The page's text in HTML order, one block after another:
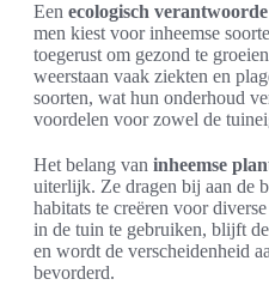
Een ecologisch
men kiest voor inheemse
toegerust om gezond te
weerstaan vaak ziekten en
soorten, wat hun onderhoud
voordelen voor zowel de
Het belang van inheemse
uiterlijk. Ze dragen bij aan de
habitats te creëren voor
in de tuin te gebruiken, blijft
en wordt de verscheidenheid
bevorderd.